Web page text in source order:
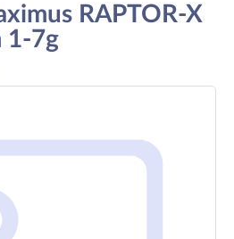
RAPTOR-X
1-7g